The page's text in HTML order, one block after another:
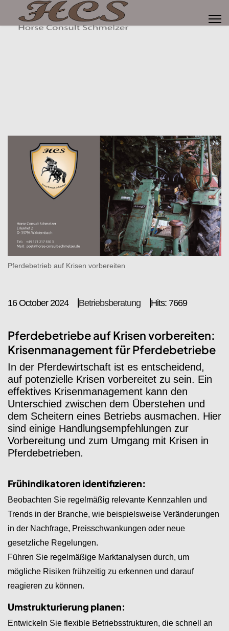
Pferdebetrieb auf Krisen vorbereiten
16 October 2024 Betriebsberatung Hits: 7669
Pferdebetriebe auf Krisen vorbereiten:
Krisenmanagement für Pferdebetriebe
In der Pferdewirtschaft ist es entscheidend,
auf potenzielle Krisen vorbereitet zu sein. Ein
effektives Krisenmanagement kann den
Unterschied zwischen dem Überstehen und
dem Scheitern eines Betriebs ausmachen. Hier
sind einige Handlungsempfehlungen zur
Vorbereitung und zum Umgang mit Krisen in
Pferdebetrieben.
Frühindikatoren identifizieren:
Beobachten Sie regelmäßig relevante Kennzahlen und
Trends in der Branche, wie beispielsweise Veränderungen
in der Nachfrage, Preisschwankungen oder neue
gesetzliche Regelungen.
Führen Sie regelmäßige Marktanalysen durch, um
mögliche Risiken frühzeitig zu erkennen und darauf
reagieren zu können.
Umstrukturierung planen:
Entwickeln Sie flexible Betriebsstrukturen, die schnell an